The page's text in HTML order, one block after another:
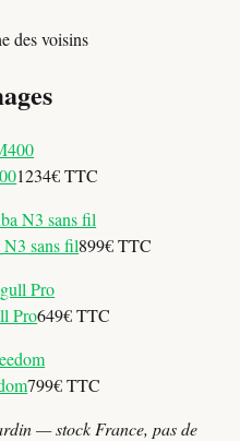
des voisins
1234€ TTC
sans fil899€ TTC
Pro649€ TTC
799€ TTC
— stock France, pas de